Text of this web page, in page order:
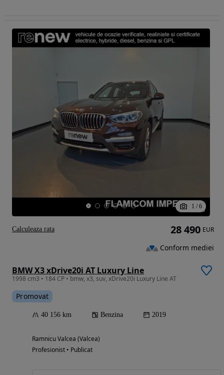
1 / 6
BMW X3 xDrive20i AT Luxury Line
1998 cm3 • 184 CP • bmw, x3, suv, xDrive20i Luxury Line AT
Promovat
40 156 km Benzina 2019
Ramnicu Valcea (Valcea)
Profesionist • Publicat
28 490 EUR
Conform mediei
Calculeaza rata